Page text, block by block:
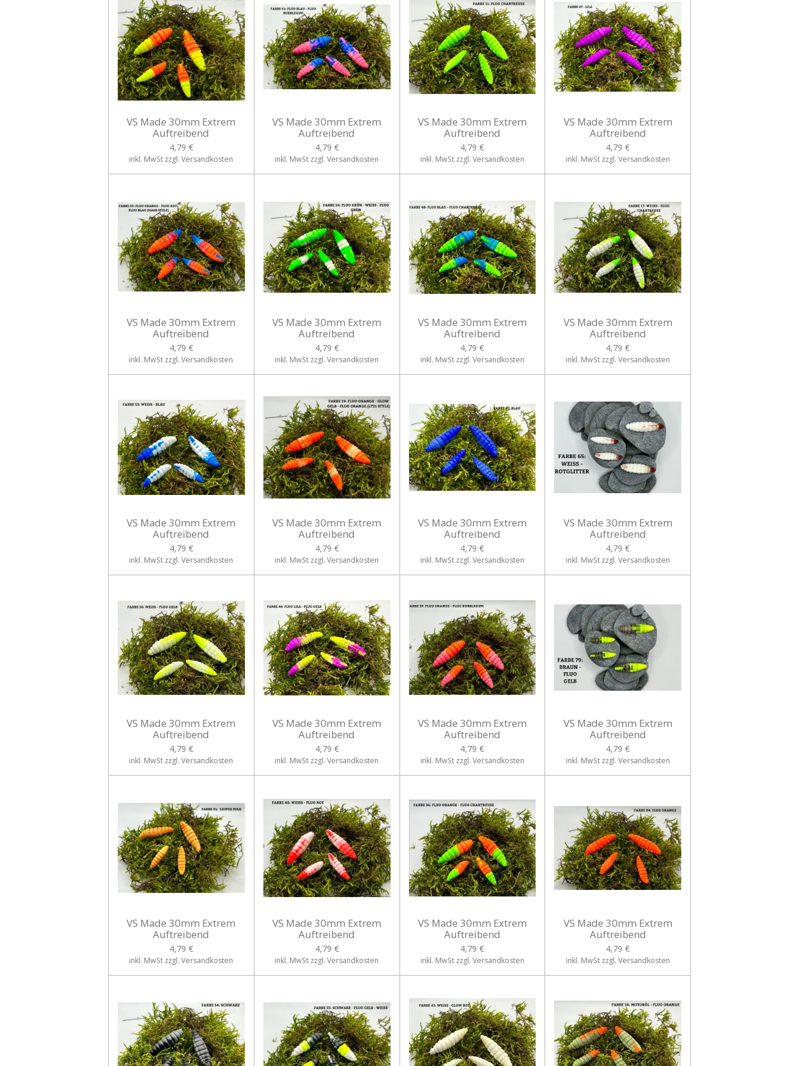
VS Made 30mm Extrem
Auftreibend
4,79 €
inkl. MwSt zzgl. Versandkosten
VS Made 30mm Extrem
Auftreibend
4,79 €
inkl. MwSt zzgl. Versandkosten
VS Made 30mm Extrem
Auftreibend
4,79 €
inkl. MwSt zzgl. Versandkosten
VS Made 30mm Extrem
Auftreibend
4,79 €
inkl. MwSt zzgl. Versandkosten
VS Made 30mm Extrem
Auftreibend
4,79 €
inkl. MwSt zzgl. Versandkosten
VS Made 30mm Extrem
Auftreibend
4,79 €
inkl. MwSt zzgl. Versandkosten
VS Made 30mm Extrem
Auftreibend
4,79 €
inkl. MwSt zzgl. Versandkosten
VS Made 30mm Extrem
Auftreibend
4,79 €
inkl. MwSt zzgl. Versandkosten
VS Made 30mm Extrem
Auftreibend
4,79 €
inkl. MwSt zzgl. Versandkosten
VS Made 30mm Extrem
Auftreibend
4,79 €
inkl. MwSt zzgl. Versandkosten
VS Made 30mm Extrem
Auftreibend
4,79 €
inkl. MwSt zzgl. Versandkosten
VS Made 30mm Extrem
Auftreibend
4,79 €
inkl. MwSt zzgl. Versandkosten
VS Made 30mm Extrem
Auftreibend
4,79 €
inkl. MwSt zzgl. Versandkosten
VS Made 30mm Extrem
Auftreibend
4,79 €
inkl. MwSt zzgl. Versandkosten
VS Made 30mm Extrem
Auftreibend
4,79 €
inkl. MwSt zzgl. Versandkosten
VS Made 30mm Extrem
Auftreibend
4,79 €
inkl. MwSt zzgl. Versandkosten
VS Made 30mm Extrem
Auftreibend
4,79 €
inkl. MwSt zzgl. Versandkosten
VS Made 30mm Extrem
Auftreibend
4,79 €
inkl. MwSt zzgl. Versandkosten
VS Made 30mm Extrem
Auftreibend
4,79 €
inkl. MwSt zzgl. Versandkosten
VS Made 30mm Extrem
Auftreibend
4,79 €
inkl. MwSt zzgl. Versandkosten